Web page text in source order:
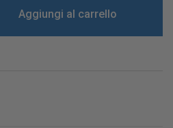
Aggiungi al carrello